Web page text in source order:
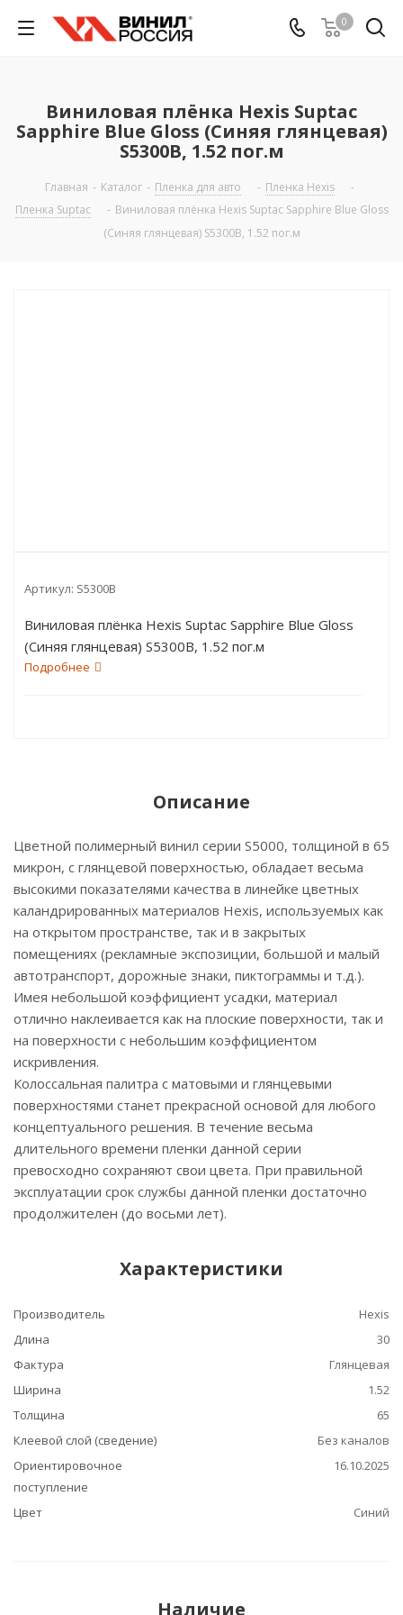
0
Виниловая плёнка Hexis Suptac
Sapphire Blue Gloss (Синяя глянцевая)
S5300B, 1.52 пог.м
Главная - Каталог - Пленка для авто - Пленка Hexis
-
Пленка Suptac
- Виниловая плёнка Hexis Suptac Sapphire Blue Gloss
(Синяя глянцевая) S5300B, 1.52 пог.м
Артикул: S5300B
Виниловая плёнка Hexis Suptac Sapphire Blue Gloss
(Синяя глянцевая) S5300B, 1.52 пог.м
Подробнее
Описание
Цветной полимерный винил серии S5000, толщиной в 65
микрон, с глянцевой поверхностью, обладает весьма
высокими показателями качества в линейке цветных
каландрированных материалов Hexis, используемых как
на открытом пространстве, так и в закрытых
помещениях (рекламные экспозиции, большой и малый
автотранспорт, дорожные знаки, пиктограммы и т.д.).
Имея небольшой коэффициент усадки, материал
отлично наклеивается как на плоские поверхности, так и
на поверхности с небольшим коэффициентом
искривления.
Колоссальная палитра с матовыми и глянцевыми
поверхностями станет прекрасной основой для любого
концептуального решения. В течение весьма
длительного времени пленки данной серии
превосходно сохраняют свои цвета. При правильной
эксплуатации срок службы данной пленки достаточно
продолжителен (до восьми лет).
Характеристики
Производитель
Hexis
Длина
30
Фактура
Глянцевая
Ширина
1.52
Толщина
65
Клеевой слой (сведение)
Без каналов
Ориентировочное
поступление
16.10.2025
Цвет Синий
Наличие